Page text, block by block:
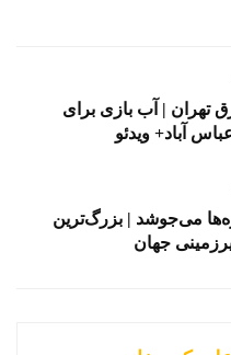
تهران | آب بازی برای
آباد+ ویدئو
می‌جوشد | بزرگ‌ترین
جهان